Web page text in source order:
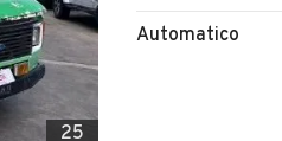
25
Automatico